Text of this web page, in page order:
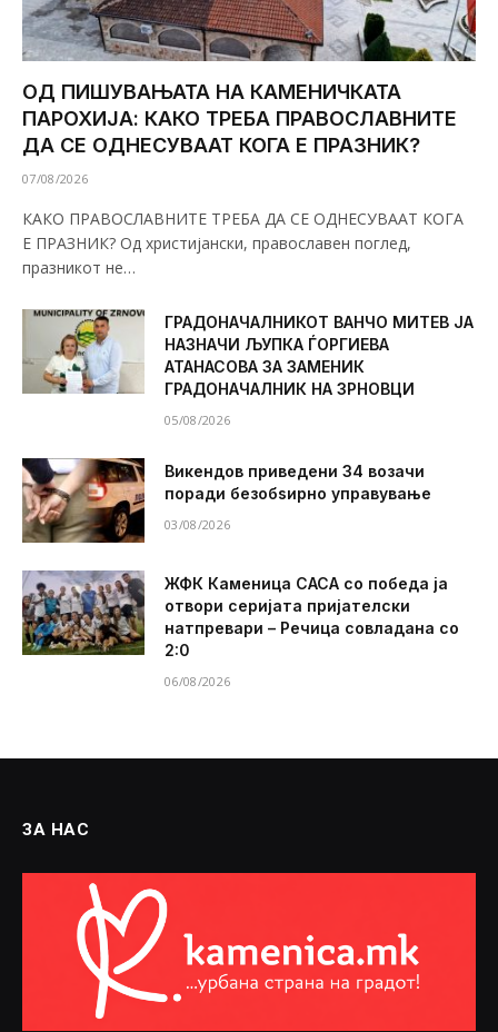
ОД ПИШУВАЊАТА НА КАМЕНИЧКАТА
ПАРОХИЈА: КАКО ТРЕБА ПРАВОСЛАВНИТЕ
ДА СЕ ОДНЕСУВААТ КОГА Е ПРАЗНИК?
07/08/2026
КАКО ПРАВОСЛАВНИТЕ ТРЕБА ДА СЕ ОДНЕСУВААТ КОГА
Е ПРАЗНИК? Од христијански, православен поглед,
празникот не…
ГРАДОНАЧАЛНИКОТ ВАНЧО МИТЕВ ЈА
НАЗНАЧИ ЉУПКА ЃОРГИЕВА
АТАНАСОВА ЗА ЗАМЕНИК
ГРАДОНАЧАЛНИК НА ЗРНОВЦИ
05/08/2026
Викендов приведени 34 возачи
поради безобѕирно управување
03/08/2026
ЖФК Каменица САСА со победа ја
отвори серијата пријателски
натпревари – Речица совладана со
2:0
06/08/2026
ЗА НАС